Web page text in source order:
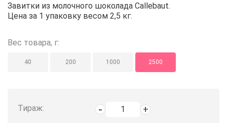
Шоколадные завитки Blossoms
Завитки из молочного шоколада Callebaut.
Цена за 1 упаковку весом 2,5 кг.
Вес товара, г:
40 200 1000 2500
Тираж: